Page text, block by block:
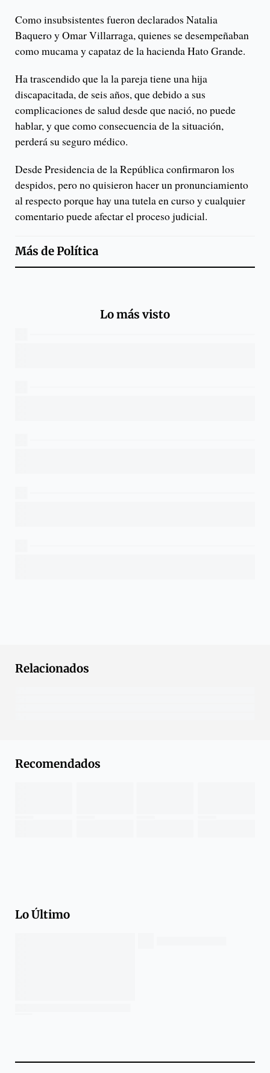
Como insubsistentes fueron declarados Natalia
Baquero y Omar Villarraga, quienes se desempeñaban
como mucama y capataz de la hacienda Hato Grande.
Ha trascendido que la la pareja tiene una hija
discapacitada, de seis años, que debido a sus
complicaciones de salud desde que nació, no puede
hablar, y que como consecuencia de la situación,
perderá su seguro médico.
Desde Presidencia de la República confirmaron los
despidos, pero no quisieron hacer un pronunciamiento
al respecto porque hay una tutela en curso y cualquier
comentario puede afectar el proceso judicial.
Más dePolítica
Lo más visto
Relacionados
Recomendados
Lo Último